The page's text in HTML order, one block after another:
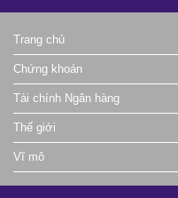
Trang chủ
Chứng khoán
Tài chính Ngân hàng
Thế giới
Vĩ mô